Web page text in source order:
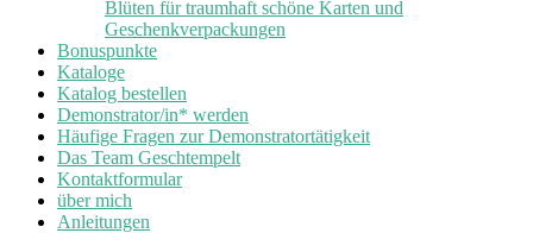
Blüten für traumhaft schöne Karten und
Geschenkverpackungen
Bonuspunkte
Kataloge
Katalog bestellen
Demonstrator/in* werden
Häufige Fragen zur Demonstratortätigkeit
Das Team Geschtempelt
Kontaktformular
über mich
Anleitungen